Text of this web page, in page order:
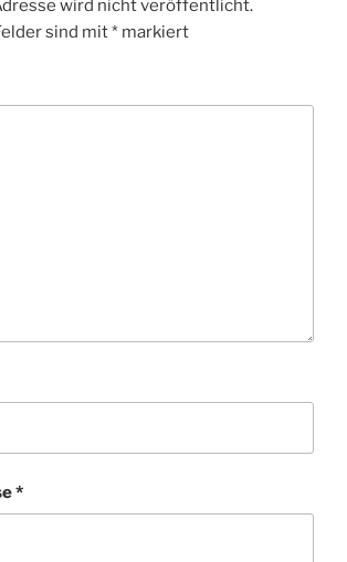
wird nicht veröffentlicht.
sind mit* markiert
*